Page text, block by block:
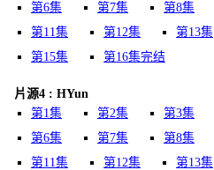
第6集
第7集 第8集
第11集
第12集 第13集
第15集
第16集完结
片源4 : HYun
第1集
第2集 第3集
第6集
第7集 第8集
第11集
第12集 第13集